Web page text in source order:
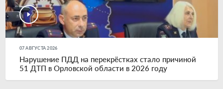
07 АВГУСТА 2026
Нарушение ПДД на перекрёстках стало причиной
51 ДТП в Орловской области в 2026 году